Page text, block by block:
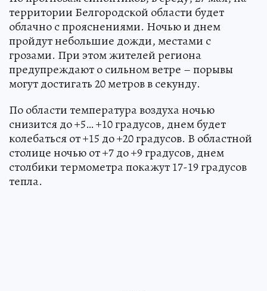
территории Белгородской области будет
облачно с прояснениями. Ночью и днем
пройдут небольшие дожди, местами с
грозами. При этом жителей региона
предупреждают о сильном ветре – порывы
могут достигать 20 метров в секунду.
По области температура воздуха ночью
снизится до +5… +10 градусов, днем будет
колебаться от +15 до +20 градусов. В областной
столице ночью от +7 до +9 градусов, днем
столбики термометра покажут 17-19 градусов
тепла.